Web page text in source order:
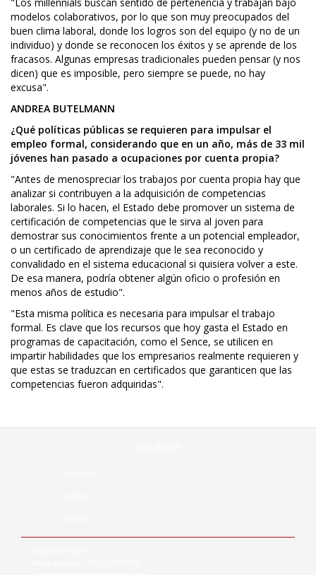
"Los millennials buscan sentido de pertenencia y trabajan bajo
modelos colaborativos, por lo que son muy preocupados del
buen clima laboral, donde los logros son del equipo (y no de un
individuo) y donde se reconocen los éxitos y se aprende de los
fracasos. Algunas empresas tradicionales pueden pensar (y nos
dicen) que es imposible, pero siempre se puede, no hay
excusa".
ANDREA BUTELMANN
¿Qué políticas públicas se requieren para impulsar el
empleo formal, considerando que en un año, más de 33 mil
jóvenes han pasado a ocupaciones por cuenta propia?
"Antes de menospreciar los trabajos por cuenta propia hay que
analizar si contribuyen a la adquisición de competencias
laborales. Si lo hacen, el Estado debe promover un sistema de
certificación de competencias que le sirva al joven para
demostrar sus conocimientos frente a un potencial empleador,
o un certificado de aprendizaje que le sea reconocido y
convalidado en el sistema educacional si quisiera volver a este.
De esa manera, podría obtener algún oficio o profesión en
menos años de estudio".
"Esta misma política es necesaria para impulsar el trabajo
formal. Es clave que los recursos que hoy gasta el Estado en
programas de capacitación, como el Sence, se utilicen en
impartir habilidades que los empresarios realmente requieren y
que estas se traduzcan en certificados que garanticen que las
competencias fueron adquiridas".